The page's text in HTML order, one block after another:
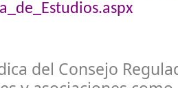
del Consejo